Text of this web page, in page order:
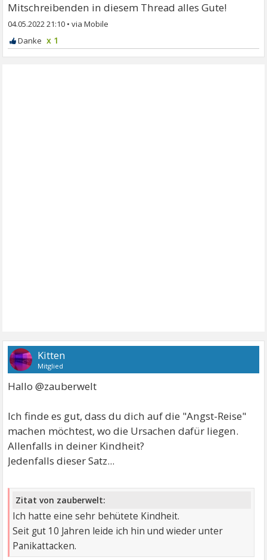
Mitschreibenden in diesem Thread alles Gute!
04.05.2022 21:10 •
x 1
Kitten
Mitglied
Hallo @zauberwelt
Ich finde es gut, dass du dich auf die "Angst-Reise"
machen möchtest, wo die Ursachen dafür liegen.
Allenfalls in deiner Kindheit?
Jedenfalls dieser Satz...
Zitat von zauberwelt:
Ich hatte eine sehr behütete Kindheit.
Seit gut 10 Jahren leide ich hin und wieder unter
Panikattacken.